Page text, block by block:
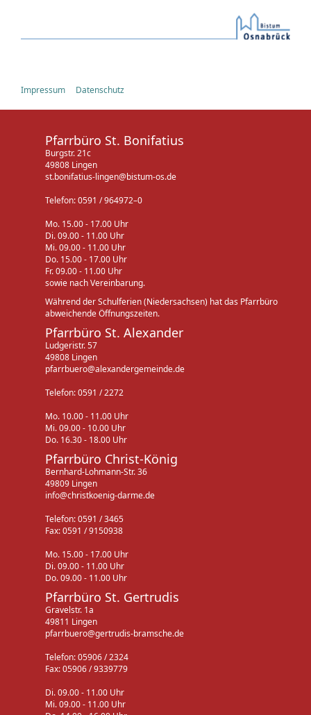
Impressum Datenschutz
Pfarrbüro St. Bonifatius
Burgstr. 21c
49808 Lingen
st.bonifatius-lingen@bistum-os.de
Telefon: 0591 / 964972–0
Mo. 15.00 - 17.00 Uhr
Di. 09.00 - 11.00 Uhr
Mi. 09.00 - 11.00 Uhr
Do. 15.00 - 17.00 Uhr
Fr. 09.00 - 11.00 Uhr
sowie nach Vereinbarung.
Während der Schulferien (Niedersachsen) hat das Pfarrbüro
abweichende Öffnungszeiten.
Pfarrbüro St. Alexander
Ludgeristr. 57
49808 Lingen
pfarrbuero@alexandergemeinde.de
Telefon: 0591 / 2272
Mo. 10.00 - 11.00 Uhr
Mi. 09.00 - 10.00 Uhr
Do. 16.30 - 18.00 Uhr
Pfarrbüro Christ-König
Bernhard-Lohmann-Str. 36
49809 Lingen
info@christkoenig-darme.de
Telefon: 0591 / 3465
Fax: 0591 / 9150938
Mo. 15.00 - 17.00 Uhr
Di. 09.00 - 11.00 Uhr
Do. 09.00 - 11.00 Uhr
Pfarrbüro St. Gertrudis
Gravelstr. 1a
49811 Lingen
pfarrbuero@gertrudis-bramsche.de
Telefon: 05906 / 2324
Fax: 05906 / 9339779
Di. 09.00 - 11.00 Uhr
Mi. 09.00 - 11.00 Uhr